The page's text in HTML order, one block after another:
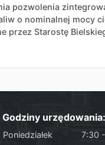
pozwolenia
o nominalnej mocy
przez Starostę
Godziny urzędowania:
Poniedziałek
7:30